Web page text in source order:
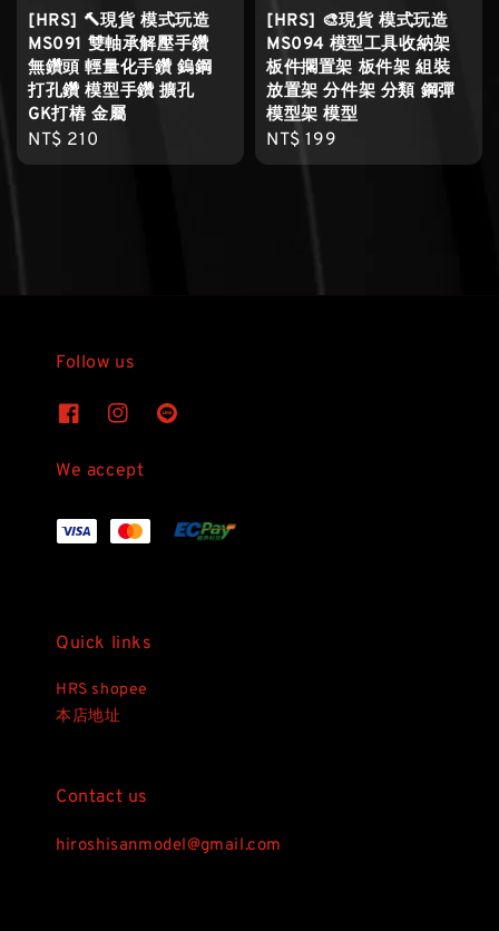
[HRS] 🔨現貨 模式玩造
MS091 雙軸承解壓手鑽
無鑽頭 輕量化手鑽 鎢鋼
打孔鑽 模型手鑽 擴孔
GK打樁 金屬
Regular
price
NT$ 210
[HRS] 🎨現貨 模式玩造
MS094 模型工具收納架
板件擱置架 板件架 組裝
放置架 分件架 分類 鋼彈
模型架 模型
Regular
price
NT$ 199
Follow us
We accept
Quick links
HRS shopee
本店地址
Contact us
hiroshisanmodel@gmail.com